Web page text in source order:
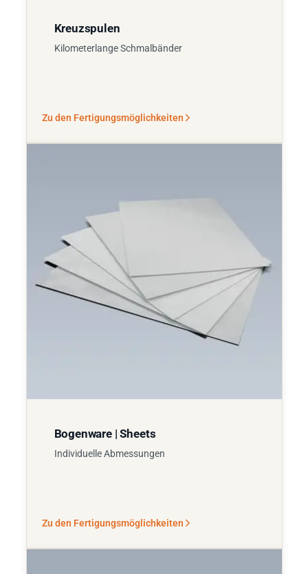
Kreuzspulen
Kilometerlange Schmalbänder
Zu den Fertigungsmöglichkeiten
Bogenware | Sheets
Individuelle Abmessungen
Zu den Fertigungsmöglichkeiten